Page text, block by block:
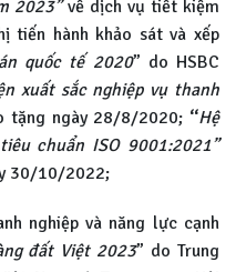
2023”về dịch vụ tiết kiệm
tiến hành khảo sát và xếp
quốc tế 2020” do HSBC
xuất sắc nghiệp vụ thanh
ngày 28/8/2020; “Hệ
chuẩn ISO 9001:2021”
30/10/2022;
nghiệp và năng lực cạnh
đất Việt 2023” do Trung